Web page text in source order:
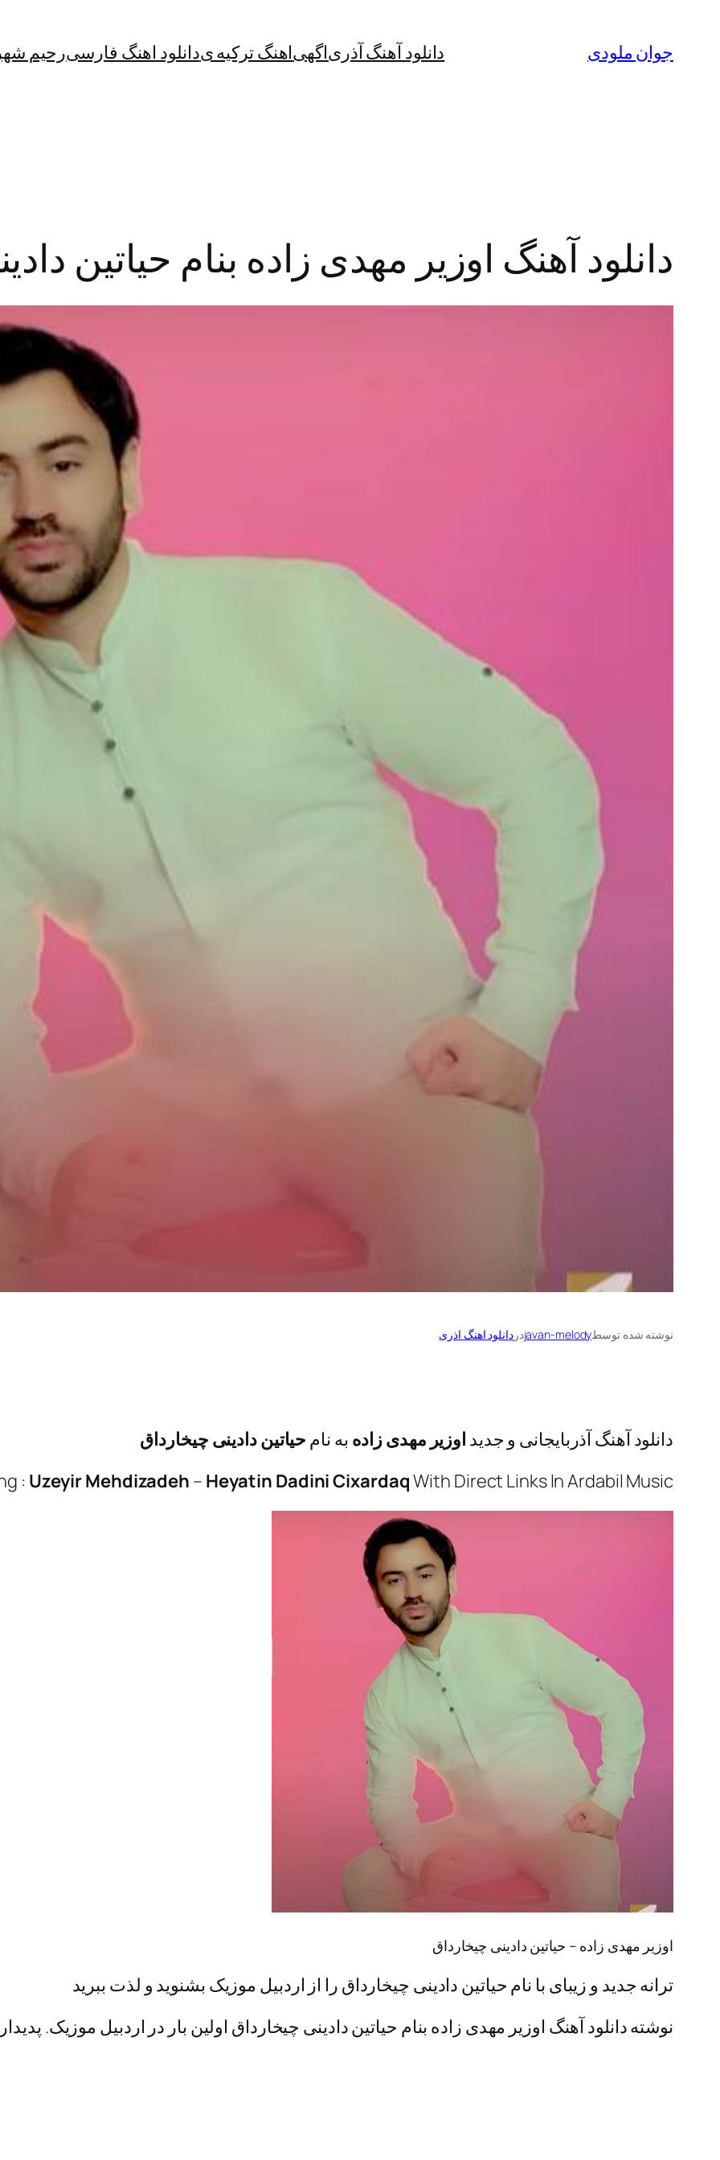
جوان ملودی دانلود آهنگ آذریاگهیاهنگ ترکیه یدانلود اهنگ فارسیرحیم
دانلود آهنگ اوزیر مهدی زاده بنام حیاتین
نوشته شده توسطjavan-melodyدردانلود اهنگ اذری
دانلود آهنگ آذربایجانی و جدید اوزیر مهدی زاده به نام حیاتین دادینی چیخارداق
: Uzeyir Mehdizadeh – Heyatin Dadini CixardaqWith Direct Links In Ardabil Music
اوزیر مهدی زاده – حیاتین دادینی چیخارداق
ترانه جدید و زیبای با نام حیاتین دادینی چیخارداق را از اردبیل موزیک بشنوید و لذت ببرید
نوشته دانلود آهنگ اوزیر مهدی زاده بنام حیاتین دادینی چیخارداق اولین بار در اردبیل موزیک.